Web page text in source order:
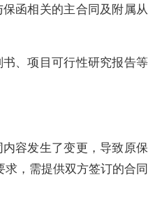
函相关的主合同及附属从
、项目可行性研究报告等
容发生了变更，导致原保
，需提供双方签订的合同